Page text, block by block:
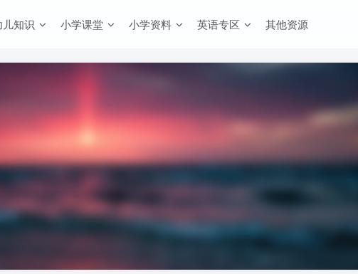
儿知识 小学课堂 小学资料 英语专区 其他资源